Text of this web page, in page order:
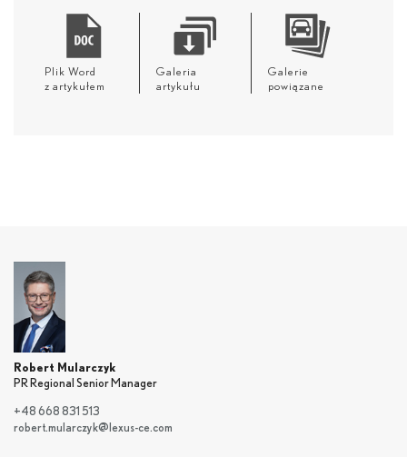
Plik Word
z artykułem
Galeria
artykułu
Galerie
powiązane
Robert Mularczyk
PR Regional Senior Manager
+48 668 831 513
robert.mularczyk@lexus-ce.com